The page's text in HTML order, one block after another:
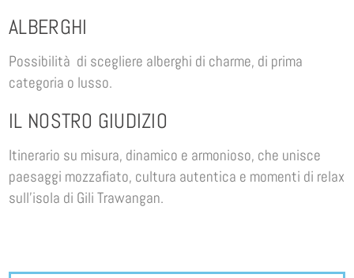
ALBERGHI
Possibilità di scegliere alberghi di charme, di prima
categoria o lusso.
IL NOSTRO GIUDIZIO
Itinerario su misura, dinamico e armonioso, che unisce
paesaggi mozzafiato, cultura autentica e momenti di relax
sull’isola di Gili Trawangan.